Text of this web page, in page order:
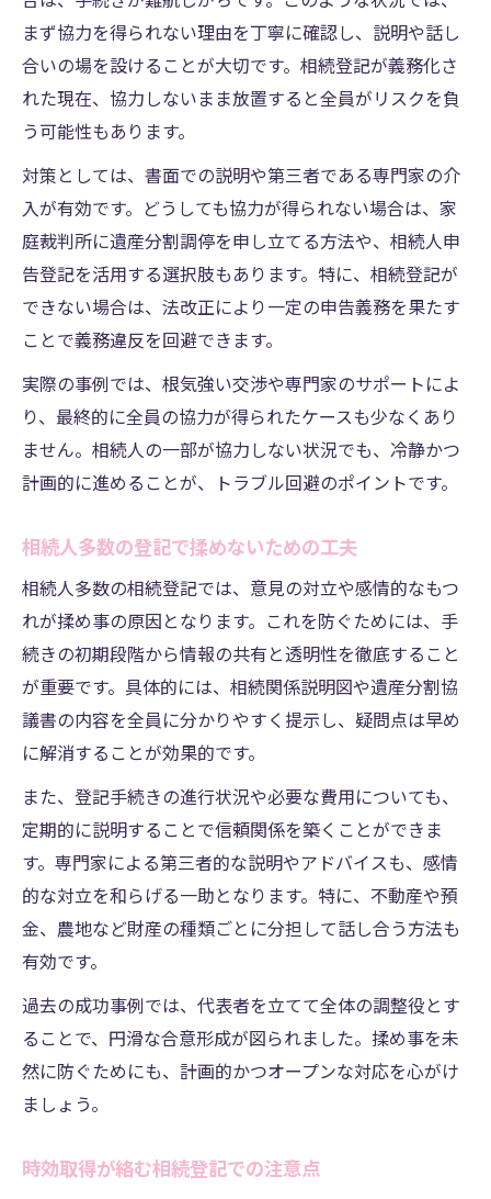
まず協力を得られない理由を丁寧に確認し、説明や話し
合いの場を設けることが大切です。相続登記が義務化さ
れた現在、協力しないまま放置すると全員がリスクを負
う可能性もあります。
対策としては、書面での説明や第三者である専門家の介
入が有効です。どうしても協力が得られない場合は、家
庭裁判所に遺産分割調停を申し立てる方法や、相続人申
告登記を活用する選択肢もあります。特に、相続登記が
できない場合は、法改正により一定の申告義務を果たす
ことで義務違反を回避できます。
実際の事例では、根気強い交渉や専門家のサポートによ
り、最終的に全員の協力が得られたケースも少なくあり
ません。相続人の一部が協力しない状況でも、冷静かつ
計画的に進めることが、トラブル回避のポイントです。
相続人多数の登記で揉めないための工夫
相続人多数の相続登記では、意見の対立や感情的なもつ
れが揉め事の原因となります。これを防ぐためには、手
続きの初期段階から情報の共有と透明性を徹底すること
が重要です。具体的には、相続関係説明図や遺産分割協
議書の内容を全員に分かりやすく提示し、疑問点は早め
に解消することが効果的です。
また、登記手続きの進行状況や必要な費用についても、
定期的に説明することで信頼関係を築くことができま
す。専門家による第三者的な説明やアドバイスも、感情
的な対立を和らげる一助となります。特に、不動産や預
金、農地など財産の種類ごとに分担して話し合う方法も
有効です。
過去の成功事例では、代表者を立てて全体の調整役とす
ることで、円滑な合意形成が図られました。揉め事を未
然に防ぐためにも、計画的かつオープンな対応を心がけ
ましょう。
時効取得が絡む相続登記での注意点